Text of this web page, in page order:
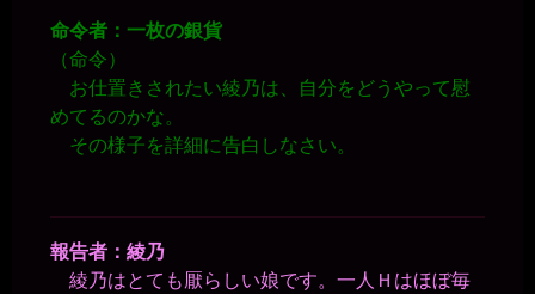
命令者：一枚の銀貨
（命令）
お仕置きされたい綾乃は、自分をどうやって慰
めてるのかな。
その様子を詳細に告白しなさい。
報告者：綾乃
綾乃はとても厭らしい娘です。一人Ｈはほぼ毎